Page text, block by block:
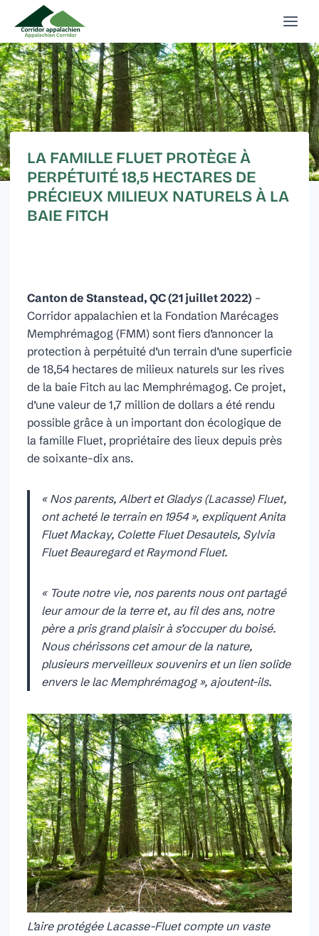
contenu
LA FAMILLE FLUET PROTÈGE À
PERPÉTUITÉ 18,5 HECTARES DE
PRÉCIEUX MILIEUX NATURELS À LA
BAIE FITCH
Canton de Stanstead, QC (21 juillet 2022) –
Corridor appalachien et la Fondation Marécages
Memphrémagog (FMM) sont fiers d’annoncer la
protection à perpétuité d’un terrain d’une superficie
de 18,54 hectares de milieux naturels sur les rives
de la baie Fitch au lac Memphrémagog. Ce projet,
d’une valeur de 1,7 million de dollars a été rendu
possible grâce à un important don écologique de
la famille Fluet, propriétaire des lieux depuis près
de soixante-dix ans.
« Nos parents, Albert et Gladys (Lacasse) Fluet,
ont acheté le terrain en 1954 », expliquent Anita
Fluet Mackay, Colette Fluet Desautels, Sylvia
Fluet Beauregard et Raymond Fluet.
« Toute notre vie, nos parents nous ont partagé
leur amour de la terre et, au fil des ans, notre
père a pris grand plaisir à s’occuper du boisé.
Nous chérissons cet amour de la nature,
plusieurs merveilleux souvenirs et un lien solide
envers le lac Memphrémagog », ajoutent-ils.
L’aire protégée Lacasse-Fluet compte un vaste